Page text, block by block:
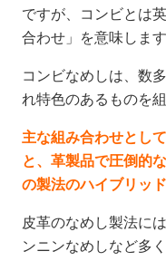
ですが、コンビとは
合わせ」を意味します
コンビなめしは、数
れ特色のあるものを
主な組み合わせとし
と、革製品で圧倒的
の製法のハイブリッ
皮革のなめし製法に
ンニンなめしなど多